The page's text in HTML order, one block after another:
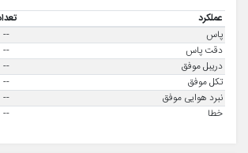
عملکرد
پاس
--
دقت پاس
--
دریبل موفق
--
تکل موفق
--
نبرد هوایی موفق
--
خطا
--